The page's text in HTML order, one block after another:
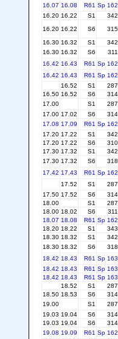
16.07 16.08 R61 Sp
16.20 16.22 S1
16.20 16.22 S6
16.30 16.32 S1
16.30 16.32 S6
16.42 16.43 R61 Sp
16.42 16.43 R61 Sp
16.52
S1
16.50 16.52 S6
17.00
S1
17.00 17.02 S6
17.08 17.09 R61 Sp
17.20 17.22 S1
17.20 17.22 S6
17.30 17.32 S1
17.30 17.32 S6
17.42 17.43 R61 Sp
17.52
S1
17.50 17.52 S6
18.00
S1
18.00 18.02 S6
18.07 18.08 R61 Sp
18.20 18.22 S1
18.30 18.32 S1
18.30 18.32 S6
18.42 18.43 R61 Sp
18.42 18.43 R61 Sp
18.42 18.43 R61 Sp
18.52
S1
18.50 18.53 S6
19.00
S1
19.03 19.04 S6
19.03 19.04 S6
19.08 19.09 R61 Sp